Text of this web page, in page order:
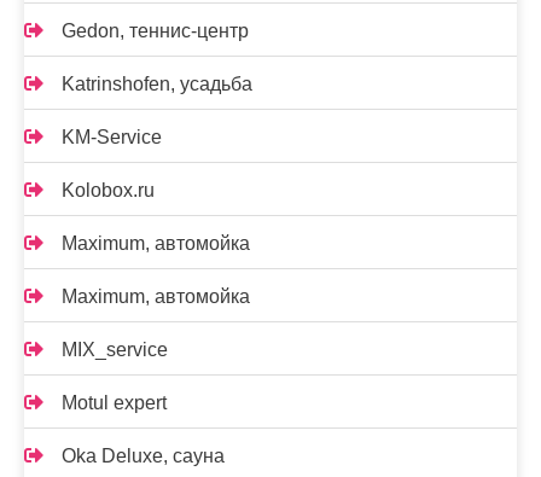
Gedon, теннис-центр
Katrinshofen, усадьба
KM-Service
Kolobox.ru
Maximum, автомойка
Maximum, автомойка
MIX_service
Motul expert
Oka Deluxe, сауна